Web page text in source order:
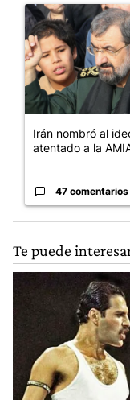
Un artículo de
Irán nombró al
atentado a la
47 comentarios